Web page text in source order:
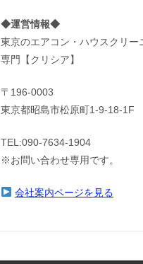
◆運営情報◆
東京のエアコン・ハウスクリー
専門【クリシア】
〒196-0003
東京都昭島市松原町1-9‐18‐1F
TEL:090-7634-1904
※お問い合わせ専用です。
会社案内ページを見る